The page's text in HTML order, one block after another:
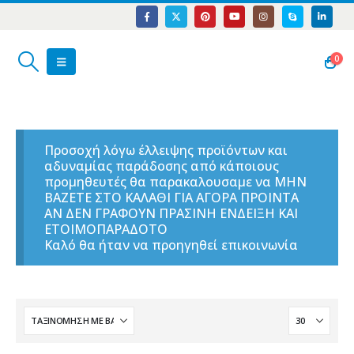
0
Προσοχή λόγω έλλειψης προϊόντων και
αδυναμίας παράδοσης από κάποιους
προμηθευτές θα παρακαλουσαμε να ΜΗΝ
ΒΑΖΕΤΕ ΣΤΟ ΚΑΛΑΘΙ ΓΙΑ ΑΓΟΡΑ ΠΡΟΙΝΤΑ
ΑΝ ΔΕΝ ΓΡΑΦΟΥΝ ΠΡΑΣΙΝΗ ΕΝΔΕΙΞΗ ΚΑΙ
ΕΤΟΙΜΟΠΑΡΑΔΟΤΟ
Καλό θα ήταν να προηγηθεί επικοινωνία